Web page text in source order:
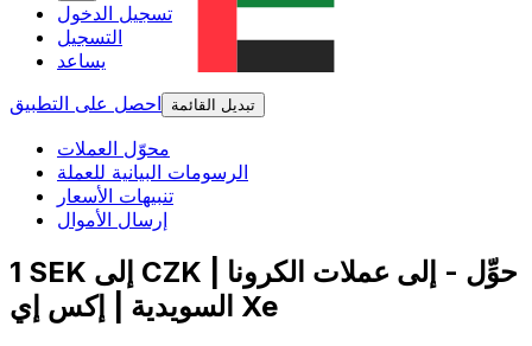
تسجيل الدخول
التسجيل
يساعد
احصل على التطبيق
تبديل القائمة
محوّل العملات
الرسومات البيانية للعملة
تنبيهات الأسعار
إرسال الأموال
1 SEK إلى CZK | حوِّل - إلى عملات الكرونا
السويدية | إكس إي Xe